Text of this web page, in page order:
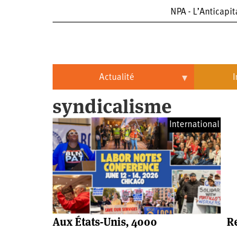
NPA -
Actualité
Actualité
Politique
Entreprises
Entreprises
Automobile
Oppressions
Oppressions
Économie
Brésil
Chine
États-
Unis
syndicalisme
International
Aux États-Unis, 4000